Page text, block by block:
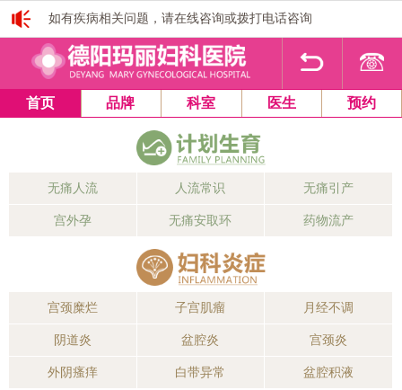
如有疾病相关问题，请在线咨询或拨打电话咨询
1 2 3 4
首页 品牌 科室 医生 预约
无痛人流 人流常识 无痛引产
宫外孕 无痛安取环 药物流产
宫颈糜烂 子宫肌瘤 月经不调
阴道炎 盆腔炎 宫颈炎
外阴瘙痒 白带异常 盆腔积液